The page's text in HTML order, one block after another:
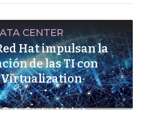
CENTER
Hat impulsan la
de las TI con
Virtualization
Data Center Market